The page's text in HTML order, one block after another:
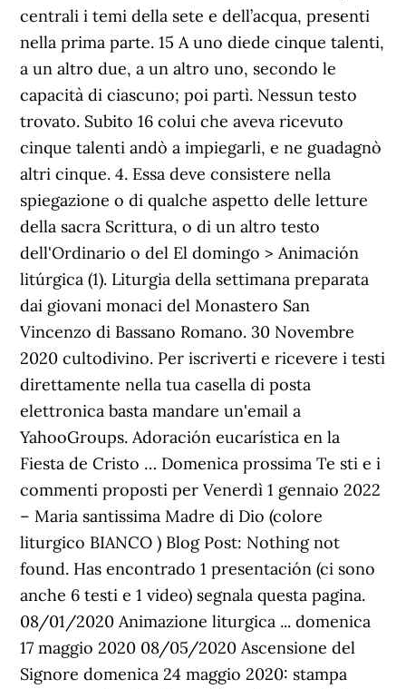
centrali i temi della sete e dell’acqua, presenti
nella prima parte. 15 A uno diede cinque talenti,
a un altro due, a un altro uno, secondo le
capacità di ciascuno; poi partì. Nessun testo
trovato. Subito 16 colui che aveva ricevuto
cinque talenti andò a impiegarli, e ne guadagnò
altri cinque. 4. Essa deve consistere nella
spiegazione o di qualche aspetto delle letture
della sacra Scrittura, o di un altro testo
dell'Ordinario o del El domingo > Animación
litúrgica (1). Liturgia della settimana preparata
dai giovani monaci del Monastero San
Vincenzo di Bassano Romano. 30 Novembre
2020 cultodivino. Per iscriverti e ricevere i testi
direttamente nella tua casella di posta
elettronica basta mandare un'email a
YahooGroups. Adoración eucarística en la
Fiesta de Cristo … Domenica prossima Te sti e i
commenti proposti per Venerdì 1 gennaio 2022
– Maria santissima Madre di Dio (colore
liturgico BIANCO ) Blog Post: Nothing not
found. Has encontrado 1 presentación (ci sono
anche 6 testi e 1 video) segnala questa pagina.
08/01/2020 Animazione liturgica ... domenica
17 maggio 2020 08/05/2020 Ascensione del
Signore domenica 24 maggio 2020: stampa